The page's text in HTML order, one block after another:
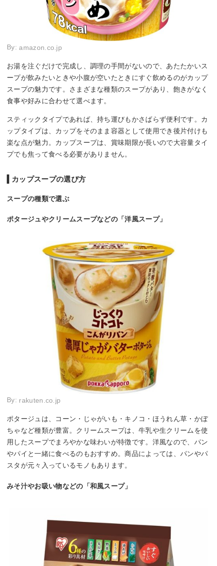
By:amazon.co.jp
お湯を注ぐだけで完成し、調理の手間がないので、あたたかいス
ープが飲みたいときや小腹が空いたときにすぐ飲めるのがカップ
スープの魅力です。さまざまな種類のスープがあり、飽きがなく
食事や好みに合わせて選べます。
スティックタイプであれば、持ち運びもかさばらず便利です。カ
ップタイプは、カップをそのまま容器として使用でき後片付けも
楽な点が魅力。カップスープは、賞味期限が長いので大容量タイ
プでも焦って食べる必要がありません。
カップスープの選び方
スープの種類で選ぶ
ポタージュやクリームスープなどの「洋風スープ」
By: rakuten.co.jp
ポタージュは、コーン・じゃがいも・キノコ・ほうれん草・かぼ
ちゃなど種類が豊富。クリームスープは、牛乳や生クリームを使
用したスープでまろやかな味わいが特徴です。洋風なので、パン
やパイと一緒に食べるのもおすすめ。商品によっては、パンやパ
スタが元々入っているモノもあります。
みそ汁やお吸い物などの「和風スープ」